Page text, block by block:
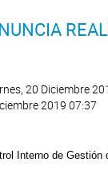
20 Diciembre
2019 07:37
Interno de